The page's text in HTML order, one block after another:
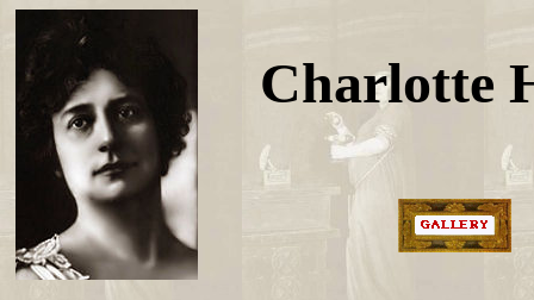
Charlotte